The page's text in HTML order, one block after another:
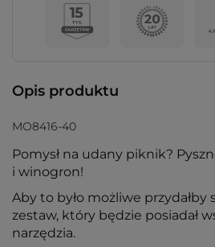
Opis produktu
MO8416-40
Pomysł na udany piknik?
i winogron!
Aby to było możliwe przydałby
zestaw, który będzie posiadał
narzędzia.